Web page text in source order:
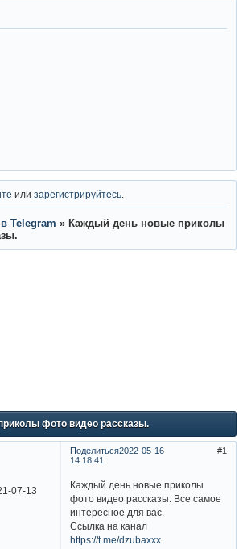
илизарегистрируйтесь
Telegram » Каждый день новые приколы
фото видео рассказы.
Поделиться 1
2022-05-16
14:18:41
07-13
Каждый день новые приколы
фото видео рассказы. Все самое
интересное для вас.
Ссылка на канал
https://t.me/dzubaxxx